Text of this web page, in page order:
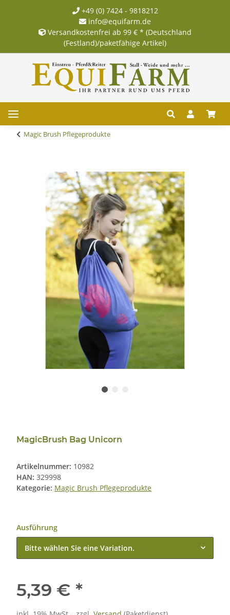
+49 (0) 7424 - 9818212
info@equifarm.de
Versandkostenfrei ab 99 € * (Deutschland
(Festland)/paketfähige Artikel)
Magic Brush Pflegeprodukte
MagicBrush Bag Unicorn
Artikelnummer: 10982
HAN: 329998
Kategorie: Magic Brush Pflegeprodukte
Ausführung
Bitte wählen Sie eine Variation.
5,39 € *